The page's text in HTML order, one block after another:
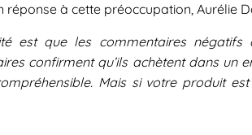
réponse à cette préoccupation, Aurélie
est que les commentaires négatifs
confirment qu’ils achètent dans un
Mais si votre produit